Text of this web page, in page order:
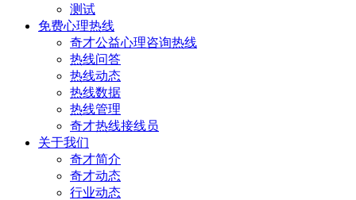
测试
免费心理热线
奇才公益心理咨询热线
热线问答
热线动态
热线数据
热线管理
奇才热线接线员
关于我们
奇才简介
奇才动态
行业动态